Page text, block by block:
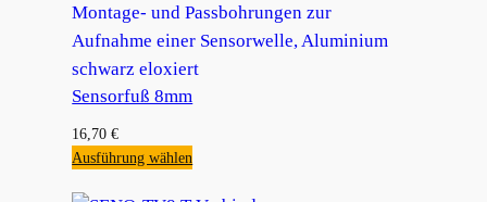
Sensorfuß 8mm
16,70€
Ausführung wählen